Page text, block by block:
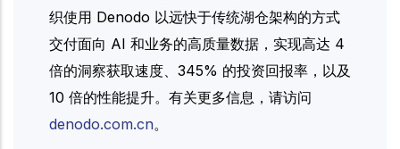
织使用 Denodo 以远快于传统湖仓架构的方式
交付面向 AI 和业务的高质量数据，实现高达 4
倍的洞察获取速度、345% 的投资回报率，以及
10 倍的性能提升。有关更多信息，请访问
denodo.com.cn。